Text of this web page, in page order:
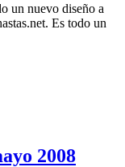
un nuevo diseño a
Es todo un
2008